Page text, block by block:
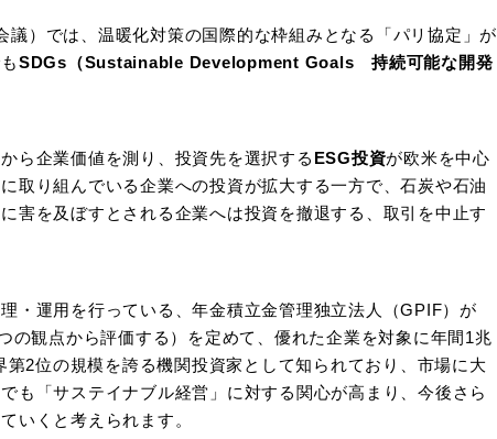
）では、温暖化対策の国際的な枠組みとなる「パリ協定」が
SDGs（Sustainable Development Goals 持続可能な開発
ら企業価値を測り、投資先を選択する ESG投資が欧米を中心
取り組んでいる企業への投資が拡大する一方で、石炭や石油
害を及ぼすとされる企業へは投資を撤退する、取引を中止す
・運用を行っている、年金積立金管理独立法人（GPIF）が
の観点から評価する）を定めて、優れた企業を対象に年間1兆
2位の規模を誇る機関投資家として知られており、市場に大
も「サステイナブル経営」に対する関心が高まり、今後さら
いくと考えられます。